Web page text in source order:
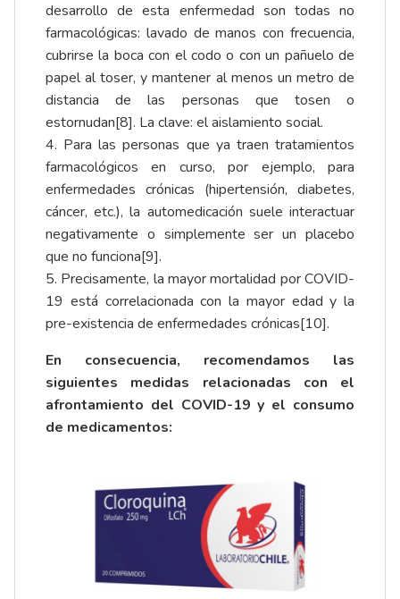
desarrollo de esta enfermedad son todas no
farmacológicas: lavado de manos con frecuencia,
cubrirse la boca con el codo o con un pañuelo de
papel al toser, y mantener al menos un metro de
distancia de las personas que tosen o
estornudan[8]. La clave: el aislamiento social.
4. Para las personas que ya traen tratamientos
farmacológicos en curso, por ejemplo, para
enfermedades crónicas (hipertensión, diabetes,
cáncer, etc.), la automedicación suele interactuar
negativamente o simplemente ser un placebo
que no funciona[9].
5. Precisamente, la mayor mortalidad por COVID-
19 está correlacionada con la mayor edad y la
pre-existencia de enfermedades crónicas[10].
En consecuencia, recomendamos las
siguientes medidas relacionadas con el
afrontamiento del COVID-19 y el consumo
de medicamentos: